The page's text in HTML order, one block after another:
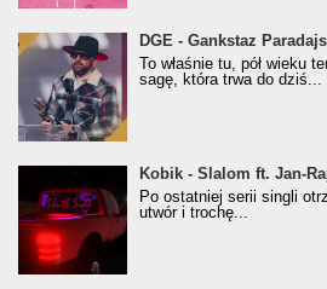
donGURALesko z nagrodą za
Klasyczny/Trueschoolowy
(Popkillery 2023)
DGE - Gankstaz Paradajs
To właśnie tu, pół wieku
sagę, która trwa do dziś...
Kobik - Slalom ft. Jan-
[Official Music Visualiser]
Kobik - Slalom ft. Jan-
Po ostatniej serii singli
utwór i trochę...